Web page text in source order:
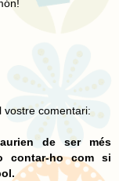
vostre comentari:
de ser més
contar-ho com si